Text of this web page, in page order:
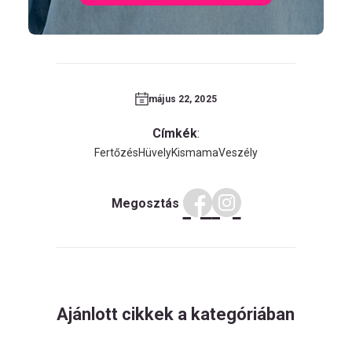
május 22, 2025
Címkék:
FertőzésHüvelyKismamaVeszély
Megosztás
Ajánlott cikkek a kategóriában